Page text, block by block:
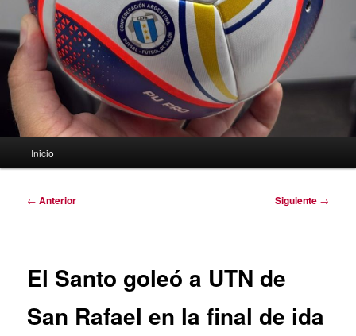
Inicio
Navegación
← Anterior Siguiente →
El Santo goleó a UTN de
San Rafael en la final de ida